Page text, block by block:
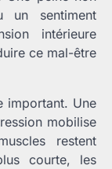
un sentiment
intérieure
ce mal-être
important. Une
mobilise
restent
courte, les